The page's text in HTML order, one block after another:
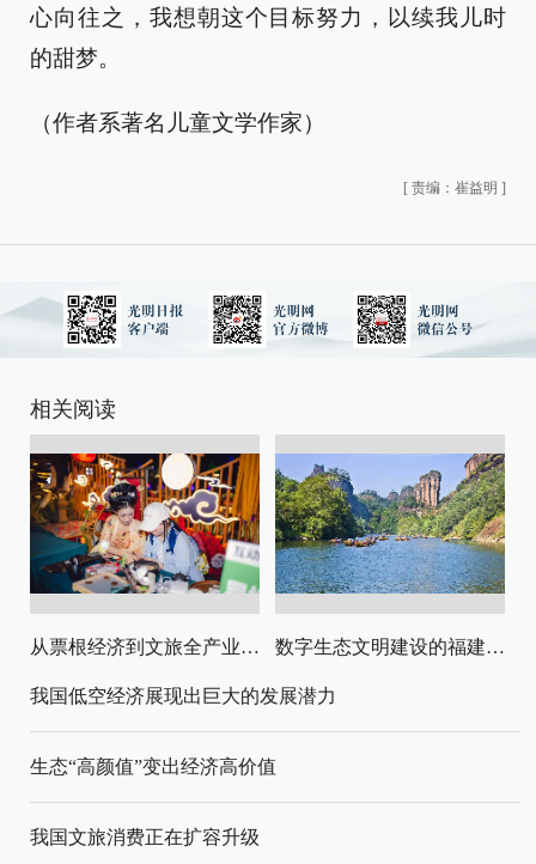
心向往之，我想朝这个目标努力，以续我儿时
的甜梦。
（作者系著名儿童文学作家）
[ 责编：崔益明 ]
相关阅读
从票根经济到文旅全产业链升级 数字生态文明建设的福建路径与启示
我国低空经济展现出巨大的发展潜力
生态“高颜值”变出经济高价值
我国文旅消费正在扩容升级